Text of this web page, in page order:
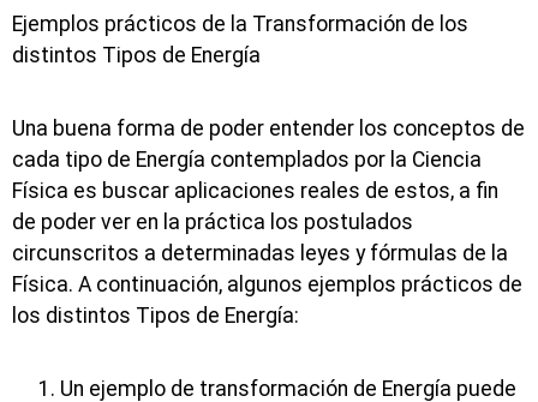
Ejemplos prácticos de la Transformación de los
distintos Tipos de Energía
Una buena forma de poder entender los conceptos de
cada tipo de Energía contemplados por la Ciencia
Física es buscar aplicaciones reales de estos, a fin
de poder ver en la práctica los postulados
circunscritos a determinadas leyes y fórmulas de la
Física. A continuación, algunos ejemplos prácticos de
los distintos Tipos de Energía:
Un ejemplo de transformación de Energía puede